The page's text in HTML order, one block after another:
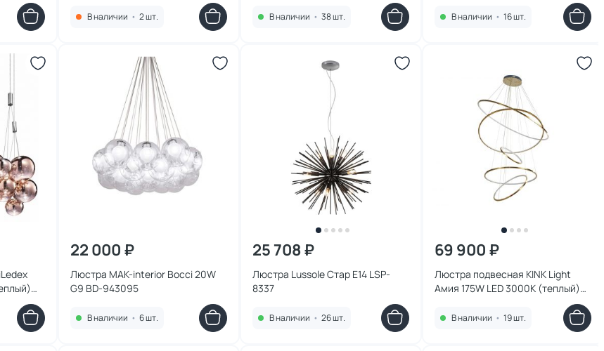
В наличии • 2 шт. В наличии • 38 шт. В наличии • 16 шт.
22 000 ₽
Люстра MAK-interior Bocci 20W
G9 BD-943095
В наличии • 6 шт.
25 708 ₽
Люстра Lussole Стар E14 LSP-
8337
В наличии • 26 шт.
69 900 ₽
Люстра подвесная KINK Light
Амия 175W LED 3000К (теплый)
В наличии • 19 шт.